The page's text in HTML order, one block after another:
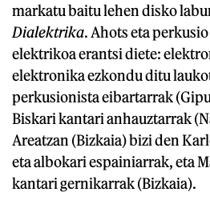
markatu baitu lehen disko
Dialektrika. Ahots eta
elektrikoa erantsi diete:
elektronika ezkondu ditu
perkusionista eibartarrak
Biskari kantari anhauztarrak
Areatzan (Bizkaia) bizi den
eta albokari espainiarrak, eta
kantari gernikarrak (Bizkaia).